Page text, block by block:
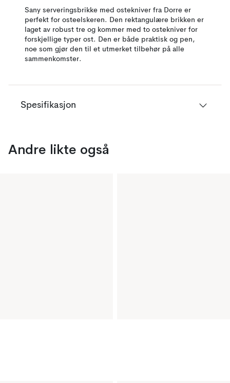
Sany serveringsbrikke med ostekniver fra Dorre er
perfekt for osteelskeren. Den rektangulære brikken er
laget av robust tre og kommer med to ostekniver for
forskjellige typer ost. Den er både praktisk og pen,
noe som gjør den til et utmerket tilbehør på alle
sammenkomster.
Spesifikasjon
Andre likte også